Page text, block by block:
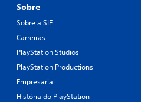
Sobre
Sobre a SIE
Carreiras
PlayStation Studios
PlayStation Productions
Empresarial
História do PlayStation